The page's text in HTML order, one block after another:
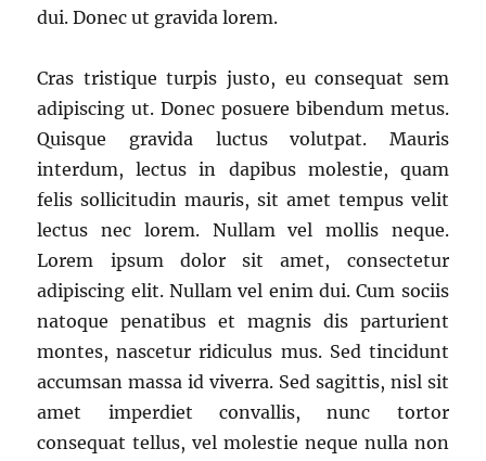
dui. Donec ut gravida lorem.
Cras tristique turpis justo, eu consequat sem
adipiscing ut. Donec posuere bibendum metus.
Quisque gravida luctus volutpat. Mauris
interdum, lectus in dapibus molestie, quam
felis sollicitudin mauris, sit amet tempus velit
lectus nec lorem. Nullam vel mollis neque.
Lorem ipsum dolor sit amet, consectetur
adipiscing elit. Nullam vel enim dui. Cum sociis
natoque penatibus et magnis dis parturient
montes, nascetur ridiculus mus. Sed tincidunt
accumsan massa id viverra. Sed sagittis, nisl sit
amet imperdiet convallis, nunc tortor
consequat tellus, vel molestie neque nulla non